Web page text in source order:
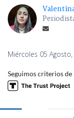
Miércoles 05
Seguimos criterios de